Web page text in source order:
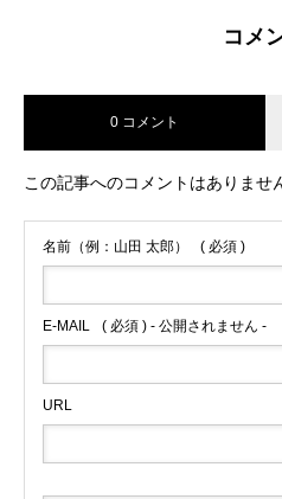
コメ
0 コメント
この記事へのコメントはありませ
名前（例：山田 太郎） ( 必須 )
E-MAIL ( 必須 ) - 公開されません -
URL